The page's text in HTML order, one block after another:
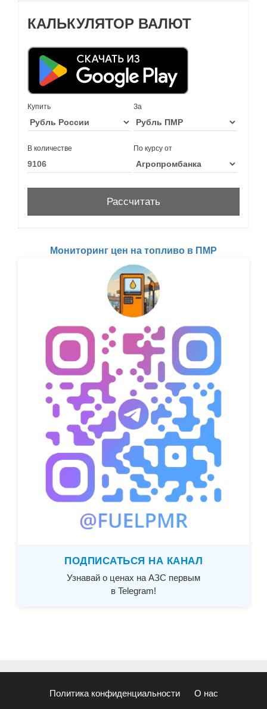
КАЛЬКУЛЯТОР ВАЛЮТ
Купить За
В количестве По курсу от
Мониторинг цен на топливо в ПМР
ПОДПИСАТЬСЯ НА КАНАЛ
Узнавай о ценах на АЗС первым
в Telegram!
Политика конфиденциальности О нас